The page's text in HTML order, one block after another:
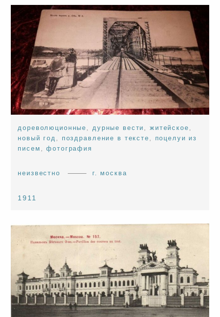
дореволюционные дурные вести ,житейское
новый год
поздравление в тексте
поцелуи из
писем
,фотография
неизвестно г. москва
1911